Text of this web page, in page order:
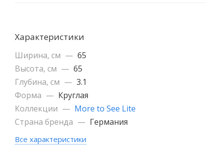
Характеристики
Ширина, см — 65
Высота, см — 65
Глубина, см — 3.1
Форма — Круглая
Коллекции — More to See Lite
Страна бренда — Германия
Все характеристики